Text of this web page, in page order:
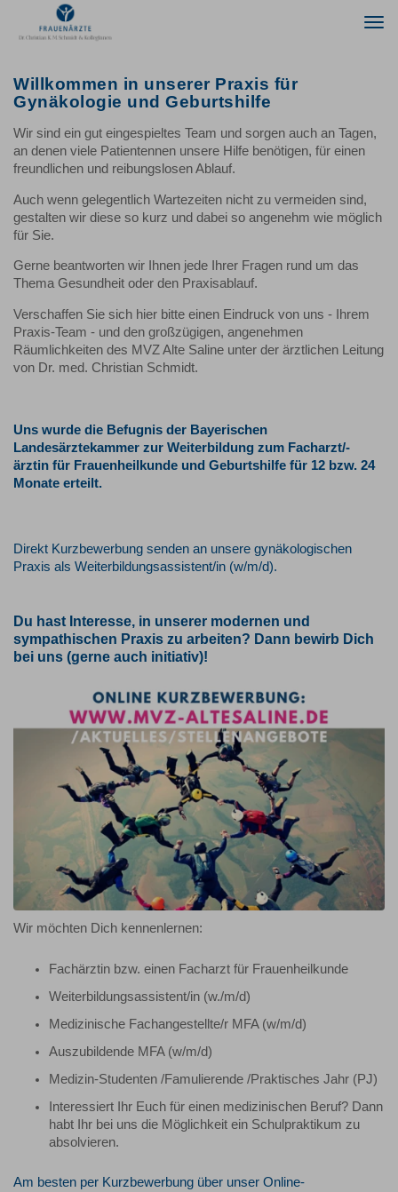
Willkommen in unserer Praxis für
Gynäkologie und Geburtshilfe
Wir sind ein gut eingespieltes Team und sorgen auch an Tagen,
an denen viele Patientennen unsere Hilfe benötigen, für einen
freundlichen und reibungslosen Ablauf.
Auch wenn gelegentlich Wartezeiten nicht zu vermeiden sind,
gestalten wir diese so kurz und dabei so angenehm wie möglich
für Sie.
Gerne beantworten wir Ihnen jede Ihrer Fragen rund um das
Thema Gesundheit oder den Praxisablauf.
Verschaffen Sie sich hier bitte einen Eindruck von uns - Ihrem
Praxis-Team - und den großzügigen, angenehmen
Räumlichkeiten des MVZ Alte Saline unter der ärztlichen Leitung
von Dr. med. Christian Schmidt.
Uns wurde die Befugnis der Bayerischen
Landesärztekammer zur Weiterbildung zum Facharzt/-
ärztin für Frauenheilkunde und Geburtshilfe für 12 bzw. 24
Monate erteilt.
Direkt Kurzbewerbung senden an unsere gynäkologischen
Praxis als Weiterbildungsassistent/in (w/m/d).
Du hast Interesse, in unserer modernen und
sympathischen Praxis zu arbeiten? Dann bewirb Dich
bei uns (gerne auch initiativ)!
Wir möchten Dich kennenlernen:
Fachärztin bzw. einen Facharzt für Frauenheilkunde
Weiterbildungsassistent/in (w./m/d)
Medizinische Fachangestellte/r MFA (w/m/d)
Auszubildende MFA (w/m/d)
Medizin-Studenten /Famulierende /Praktisches Jahr (PJ)
Interessiert Ihr Euch für einen medizinischen Beruf? Dann
habt Ihr bei uns die Möglichkeit ein Schulpraktikum zu
absolvieren.
Am besten per Kurzbewerbung über unser Online-